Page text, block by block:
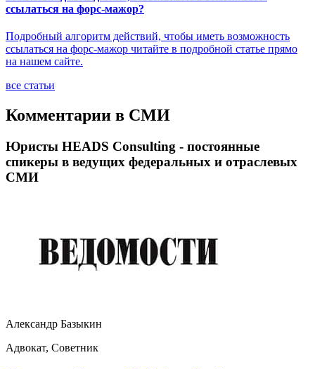
ссылаться на форс-мажор?
Подробный алгоритм действий, чтобы иметь возможность
ссылаться на форс-мажор читайте в подробной статье прямо
на нашем сайте.
все статьи
Комментарии в СМИ
Юристы HEADS Consulting - постоянные
спикеры в ведущих федеральных и отраслевых
СМИ
Александр Базыкин
Адвокат, Советник